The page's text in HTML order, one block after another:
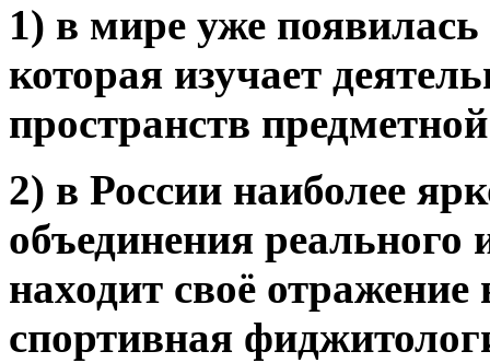
1) в мире уже
которая изучает
пространств
2) в России наиболее
объединения реального
находит своё
спортивная